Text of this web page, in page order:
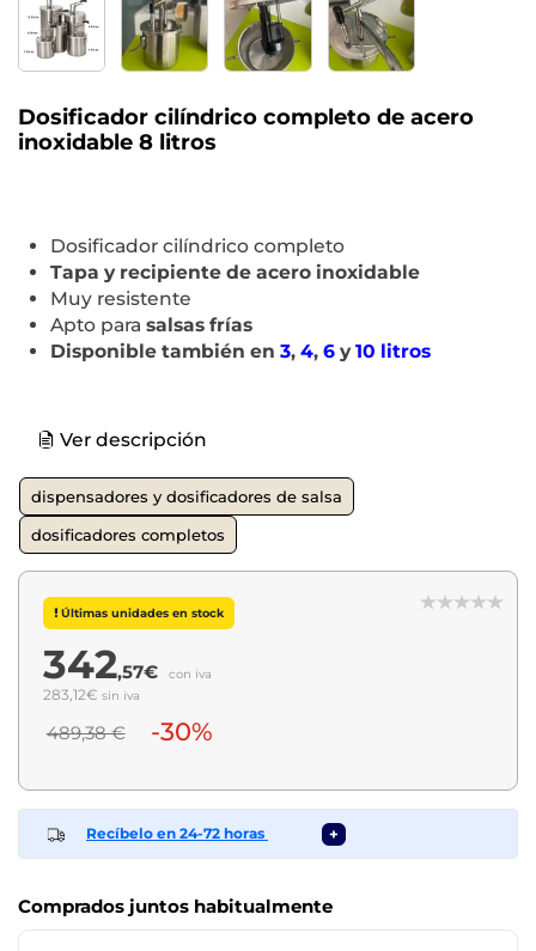
Dosificador cilíndrico completo de acero
inoxidable 8 litros
Dosificador cilíndrico completo
Tapa y recipiente de acero inoxidable
Muy resistente
Apto para salsas frías
Disponible también en 3, 4, 6 y10 litros
Ver descripción
dispensadores y dosificadores de salsa
dosificadores completos
Últimas unidades en stock
342,57€ con iva
283,12€ sin iva
489,38 € -30%
Recíbelo en 24-72 horas +
Comprados juntos habitualmente